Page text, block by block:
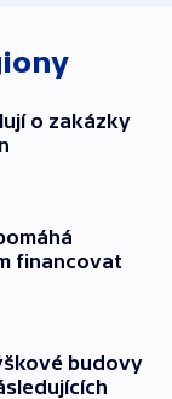
o zakázky
financovat
budovy